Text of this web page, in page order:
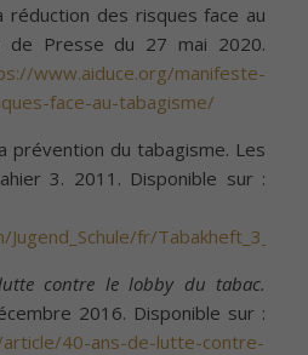
réduction des risques face au
de Presse du 27 mai 2020.
www.aiduce.org/manifeste-
face-au-tabagisme/
prévention du tabagisme. Les
3. 2011. Disponible sur :
fr/
contre le lobby du tabac.
2016. Disponible sur :
40-ans-de-lutte-contre-